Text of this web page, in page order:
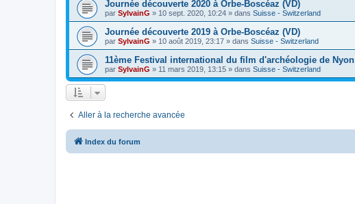
Journée découverte 2020 à Orbe-Boscéaz (VD)
par SylvainG » 10 sept. 2020, 10:24 » dans Suisse - Switzerland
Journée découverte 2019 à Orbe-Boscéaz (VD)
par SylvainG » 10 août 2019, 23:17 » dans Suisse - Switzerland
11ème Festival international du film d'archéologie de Nyon
par SylvainG » 11 mars 2019, 13:15 » dans Suisse - Switzerland
Aller à la recherche avancée
Index du forum